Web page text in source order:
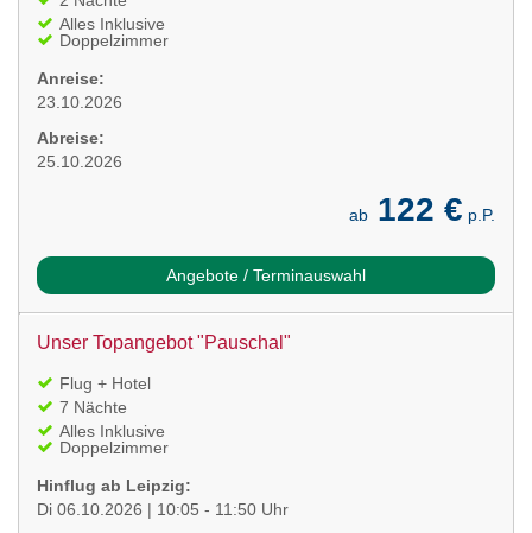
Alles Inklusive
Doppelzimmer
Anreise:
23.10.2026
Abreise:
25.10.2026
ab 122 € p.P.
Angebote / Terminauswahl
Unser Topangebot "Pauschal"
Flug + Hotel
7 Nächte
Alles Inklusive
Doppelzimmer
Hinflug ab Leipzig:
Di 06.10.2026 | 10:05 - 11:50 Uhr